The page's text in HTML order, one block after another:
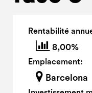
Rentabilité
8,00%
Emplacement:
Barcelona